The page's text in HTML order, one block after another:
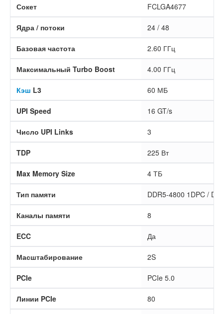
Сокет FCLGA4677
Ядра / потоки 24 / 48
Базовая частота 2.60 ГГц
Максимальный Turbo Boost 4.00 ГГц
Кэш L3 60 МБ
UPI Speed 16 GT/s
Число UPI Links 3
TDP 225 Вт
Max Memory Size 4 ТБ
Тип памяти DDR5-4800 1DPC /
Каналы памяти 8
ECC Да
Масштабирование 2S
PCIe PCIe 5.0
Линии PCIe 80